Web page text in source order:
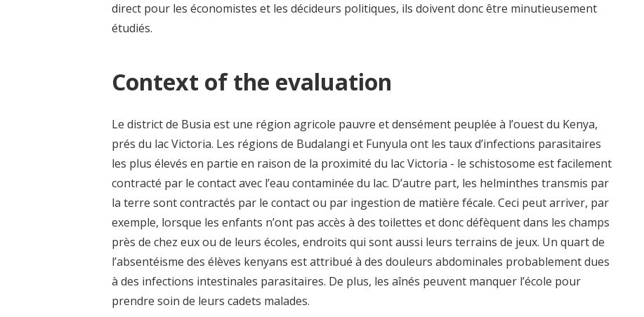
direct pour les économistes et les décideurs politiques, ils doivent donc être minutieusement
étudiés.
Context of the evaluation
Le district de Busia est une région agricole pauvre et densément peuplée à l’ouest du Kenya,
prés du lac Victoria. Les régions de Budalangi et Funyula ont les taux d’infections parasitaires
les plus élevés en partie en raison de la proximité du lac Victoria - le schistosome est facilement
contracté par le contact avec l’eau contaminée du lac. D’autre part, les helminthes transmis par
la terre sont contractés par le contact ou par ingestion de matière fécale. Ceci peut arriver, par
exemple, lorsque les enfants n’ont pas accès à des toilettes et donc défèquent dans les champs
près de chez eux ou de leurs écoles, endroits qui sont aussi leurs terrains de jeux. Un quart de
l’absentéisme des élèves kenyans est attribué à des douleurs abdominales probablement dues
à des infections intestinales parasitaires. De plus, les aînés peuvent manquer l’école pour
prendre soin de leurs cadets malades.